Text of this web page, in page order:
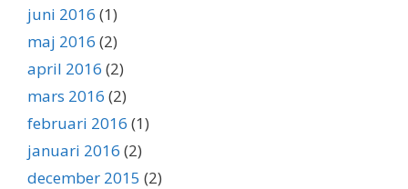
juni 2016 (1)
maj 2016 (2)
april 2016 (2)
mars 2016 (2)
februari 2016 (1)
januari 2016 (2)
december 2015 (2)